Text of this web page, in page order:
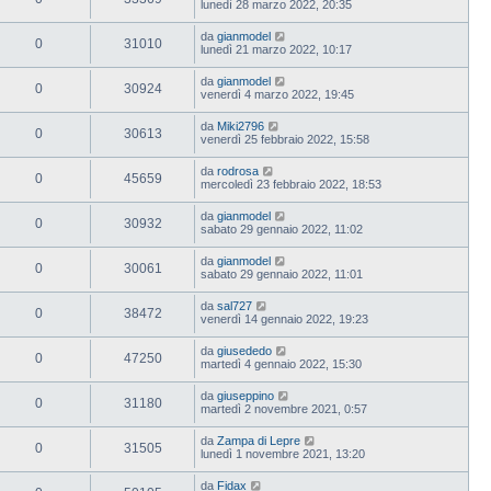
lunedì 28 marzo 2022, 20:35
0 31010 da gianmodel
lunedì 21 marzo 2022, 10:17
0 30924 da gianmodel
venerdì 4 marzo 2022, 19:45
0 30613 da Miki2796
venerdì 25 febbraio 2022, 15:58
0 45659 da rodrosa
mercoledì 23 febbraio 2022, 18:53
0 30932 da gianmodel
sabato 29 gennaio 2022, 11:02
0 30061 da gianmodel
sabato 29 gennaio 2022, 11:01
0 38472 da sal727
venerdì 14 gennaio 2022, 19:23
0 47250 da giusededo
martedì 4 gennaio 2022, 15:30
0 31180 da giuseppino
martedì 2 novembre 2021, 0:57
0 31505 da Zampa di Lepre
lunedì 1 novembre 2021, 13:20
da Fidax